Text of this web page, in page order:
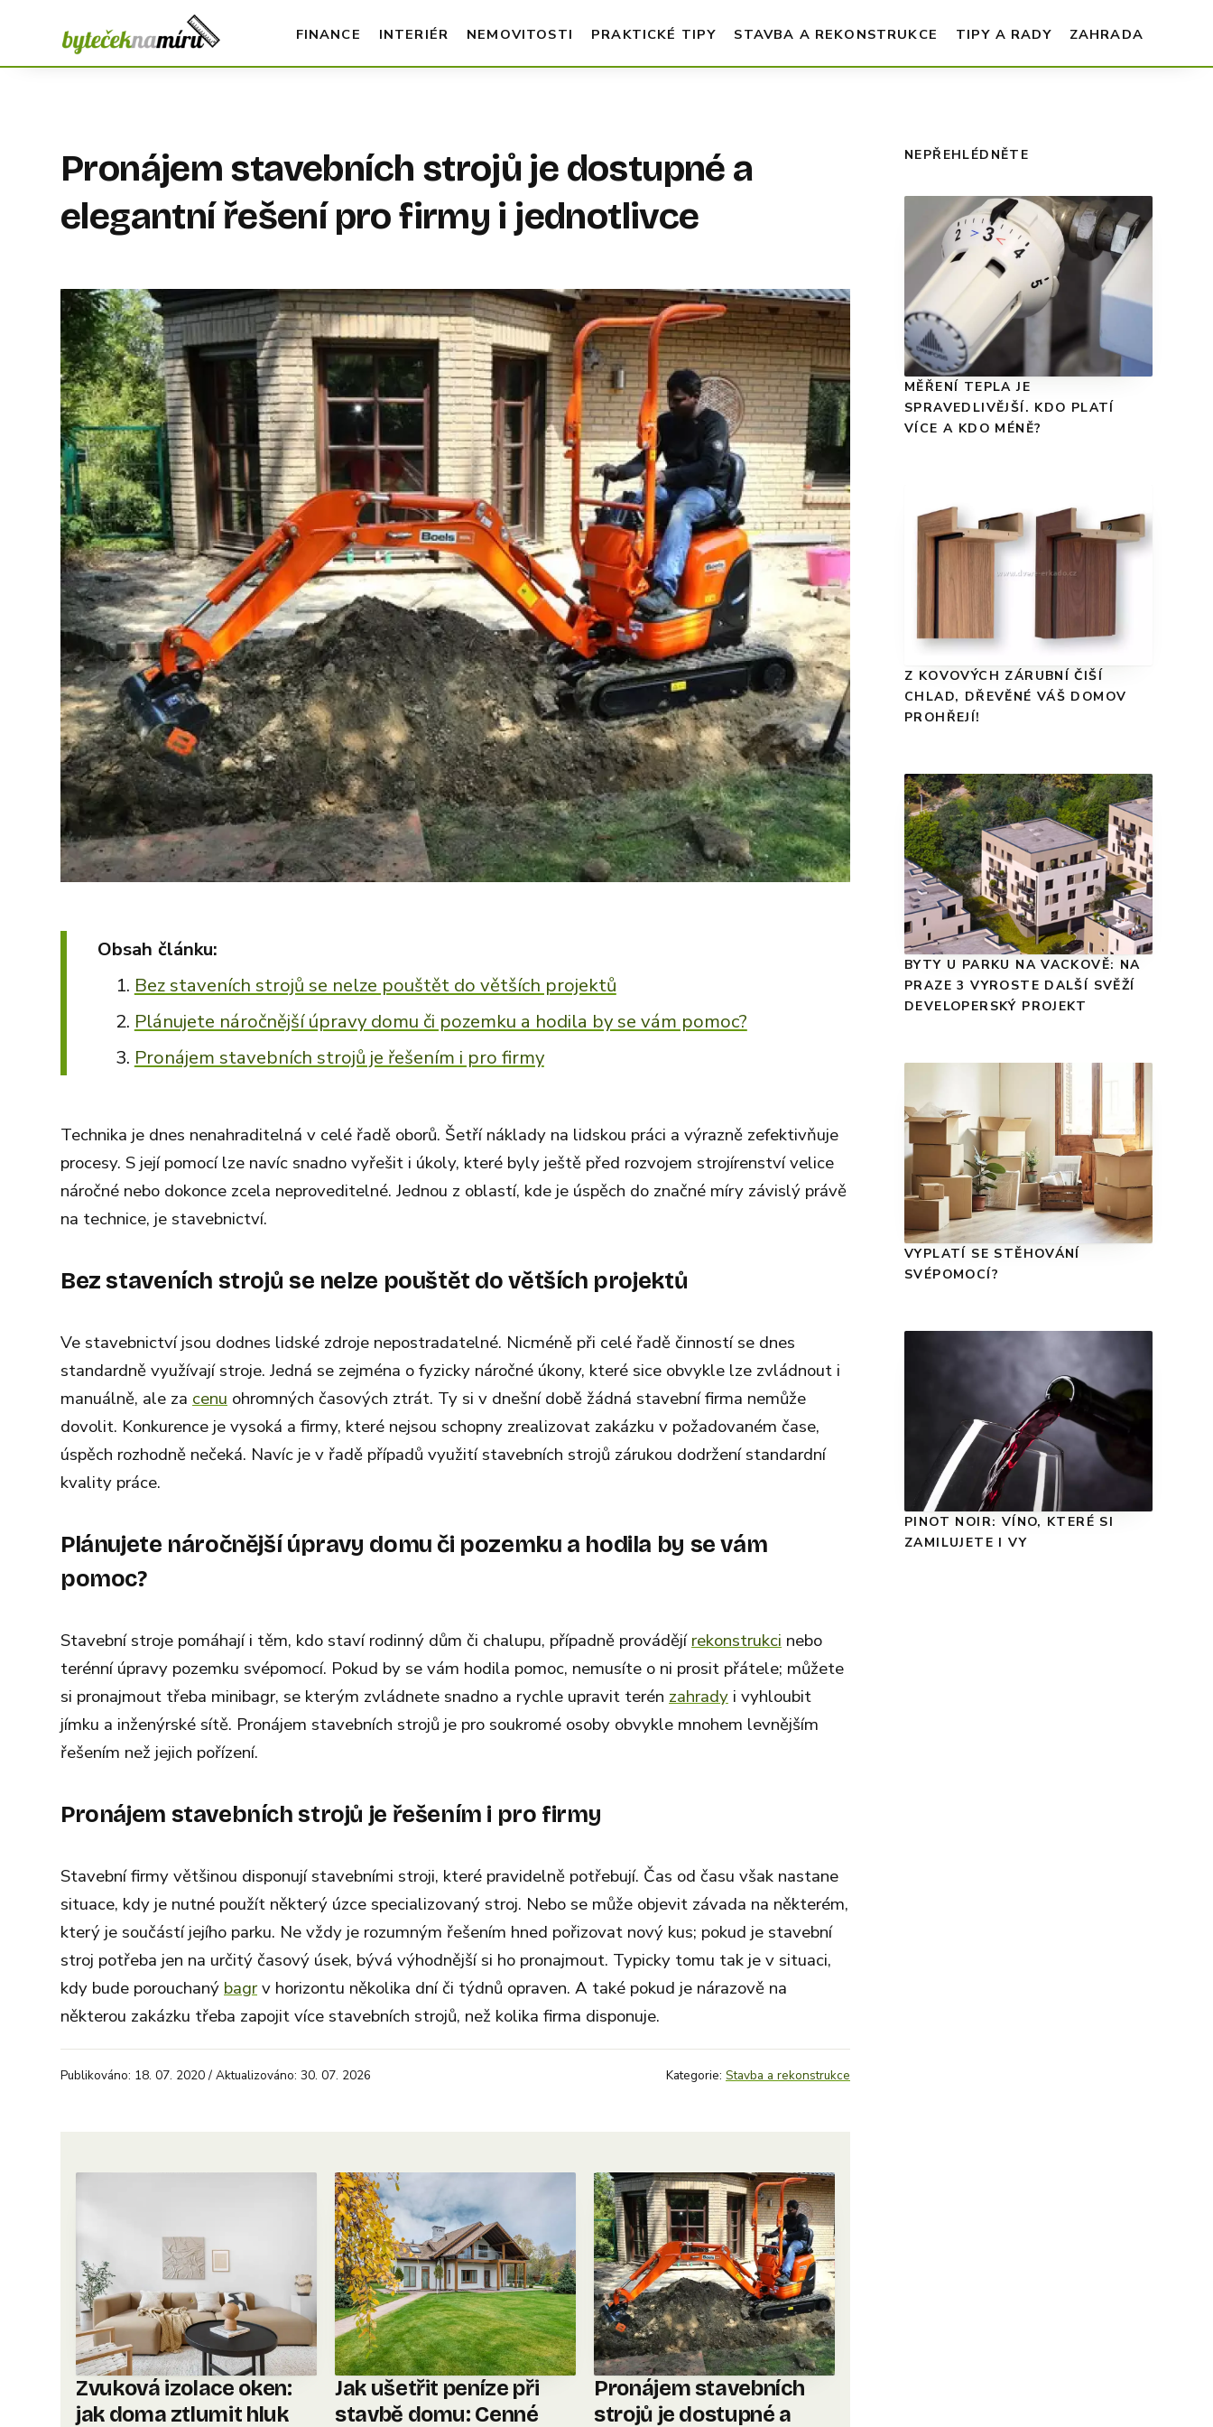
FINANCE INTERIÉR NEMOVITOSTI PRAKTICKÉ TIPY STAVBA A REKONSTRUKCE TIPY A RADY ZAHRADA
Pronájem stavebních strojů je dostupné a
elegantní řešení pro firmy i jednotlivce
Obsah článku:
Bez staveních strojů se nelze pouštět do větších projektů
Plánujete náročnější úpravy domu či pozemku a hodila by se vám pomoc?
Pronájem stavebních strojů je řešením i pro firmy
Technika je dnes nenahraditelná v celé řadě oborů. Šetří náklady na lidskou práci a výrazně zefektivňuje
procesy. S její pomocí lze navíc snadno vyřešit i úkoly, které byly ještě před rozvojem strojírenství velice
náročné nebo dokonce zcela neproveditelné. Jednou z oblastí, kde je úspěch do značné míry závislý právě
na technice, je stavebnictví.
Bez staveních strojů se nelze pouštět do větších projektů
Ve stavebnictví jsou dodnes lidské zdroje nepostradatelné. Nicméně při celé řadě činností se dnes
standardně využívají stroje. Jedná se zejména o fyzicky náročné úkony, které sice obvykle lze zvládnout i
manuálně, ale za cenu ohromných časových ztrát. Ty si v dnešní době žádná stavební firma nemůže
dovolit. Konkurence je vysoká a firmy, které nejsou schopny zrealizovat zakázku v požadovaném čase,
úspěch rozhodně nečeká. Navíc je v řadě případů využití stavebních strojů zárukou dodržení standardní
kvality práce.
Plánujete náročnější úpravy domu či pozemku a hodila by se vám
pomoc?
Stavební stroje pomáhají i těm, kdo staví rodinný dům či chalupu, případně provádějírekonstrukci nebo
terénní úpravy pozemku svépomocí. Pokud by se vám hodila pomoc, nemusíte o ni prosit přátele; můžete
si pronajmout třeba minibagr, se kterým zvládnete snadno a rychle upravit terén zahrady i vyhloubit
jímku a inženýrské sítě. Pronájem stavebních strojů je pro soukromé osoby obvykle mnohem levnějším
řešením než jejich pořízení.
Pronájem stavebních strojů je řešením i pro firmy
Stavební firmy většinou disponují stavebními stroji, které pravidelně potřebují. Čas od času však nastane
situace, kdy je nutné použít některý úzce specializovaný stroj. Nebo se může objevit závada na některém,
který je součástí jejího parku. Ne vždy je rozumným řešením hned pořizovat nový kus; pokud je stavební
stroj potřeba jen na určitý časový úsek, bývá výhodnější si ho pronajmout. Typicky tomu tak je v situaci,
kdy bude porouchanýbagrv horizontu několika dní či týdnů opraven. A také pokud je nárazově na
některou zakázku třeba zapojit více stavebních strojů, než kolika firma disponuje.
Publikováno: 18. 07. 2020 / Aktualizováno: 30. 07. 2026 Kategorie: Stavba a rekonstrukce
Zvuková izolace oken:
jak doma ztlumit hluk
Jak ušetřit peníze při
stavbě domu: Cenné
Pronájem stavebních
strojů je dostupné a
NEPŘEHLÉDNĚTE
MĚŘENÍ TEPLA JE
SPRAVEDLIVĚJŠÍ. KDO PLATÍ
VÍCE A KDO MÉNĚ?
Z KOVOVÝCH ZÁRUBNÍ ČIŠÍ
CHLAD, DŘEVĚNÉ VÁŠ DOMOV
PROHŘEJÍ!
BYTY U PARKU NA VACKOVĚ: NA
PRAZE 3 VYROSTE DALŠÍ SVĚŽÍ
DEVELOPERSKÝ PROJEKT
VYPLATÍ SE STĚHOVÁNÍ
SVÉPOMOCÍ?
PINOT NOIR: VÍNO, KTERÉ SI
ZAMILUJETE I VY